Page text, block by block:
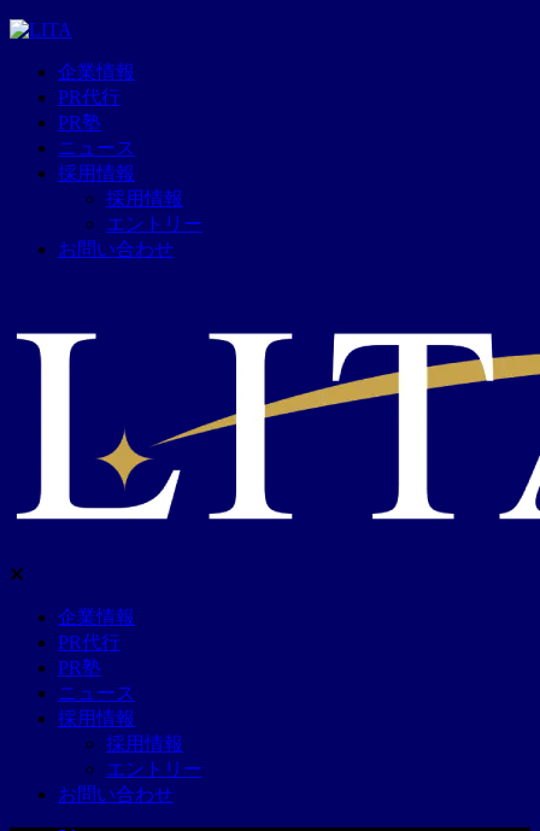
企業情報
PR代行
PR塾
ニュース
採用情報
採用情報
エントリー
お問い合わせ
企業情報
PR代行
PR塾
ニュース
採用情報
採用情報
エントリー
お問い合わせ